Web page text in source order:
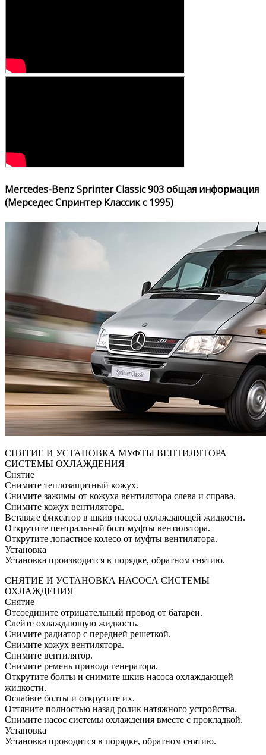
Mercedes-Benz Sprinter Classic 903 общая информация
(Мерседес Спринтер Классик с 1995)
СНЯТИЕ И УСТАНОВКА МУФТЫ ВЕНТИЛЯТОРА
СИСТЕМЫ ОХЛАЖДЕНИЯ
Снятие
Снимите теплозащитный кожух.
Снимите зажимы от кожуха вентилятора слева и справа.
Снимите кожух вентилятора.
Вставьте фиксатор в шкив насоса охлаждающей жидкости.
Открутите центральный болт муфты вентилятора.
Открутите лопастное колесо от муфты вентилятора.
Установка
Установка производится в порядке, обратном снятию.
СНЯТИЕ И УСТАНОВКА НАСОСА СИСТЕМЫ
ОХЛАЖДЕНИЯ
Снятие
Отсоедините отрицательный провод от батареи.
Слейте охлаждающую жидкость.
Снимите радиатор с передней решеткой.
Снимите кожух вентилятора.
Снимите вентилятор.
Снимите ремень привода генератора.
Открутите болты и снимите шкив насоса охлаждающей
жидкости.
Ослабьте болты и открутите их.
Оттяните полностью назад ролик натяжного устройства.
Снимите насос системы охлаждения вместе с прокладкой.
Установка
Установка проводится в порядке, обратном снятию.